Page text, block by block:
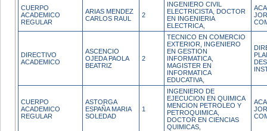
CUERPO
ACADEMICO
REGULAR
ARIAS MENDEZ
CARLOS RAUL
2
INGENIERO CIVIL
ELECTRICISTA, DOCTOR
EN INGENIERIA
ELECTRICA,
DIRECTIVO
ACADEMICO
ASCENCIO
OJEDA PAOLA
BEATRIZ
2
TECNICO EN COMERCIO
EXTERIOR, INGENIERO
EN GESTION
INFORMATICA,
MAGISTER EN
INFORMATICA
EDUCATIVA,
CUERPO
ACADEMICO
REGULAR
ASTORGA
ESPAÑA MARIA
SOLEDAD
1
INGENIERO DE
EJECUCION EN QUIMICA
MENCION PETROLEO Y
PETROQUIMICA,
DOCTOR EN CIENCIAS
QUIMICAS,